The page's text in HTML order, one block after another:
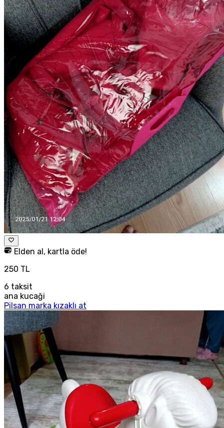
Elden al, kartla öde!
250 TL
6 taksit
ana kucaği
Pilsan marka kızaklı at